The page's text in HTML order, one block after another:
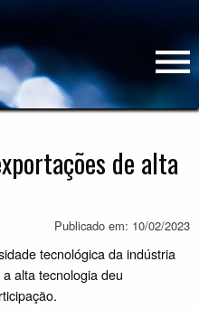
de alta
Publicado em: 10/02/2023
tecnológica da indústria
alta tecnologia deu